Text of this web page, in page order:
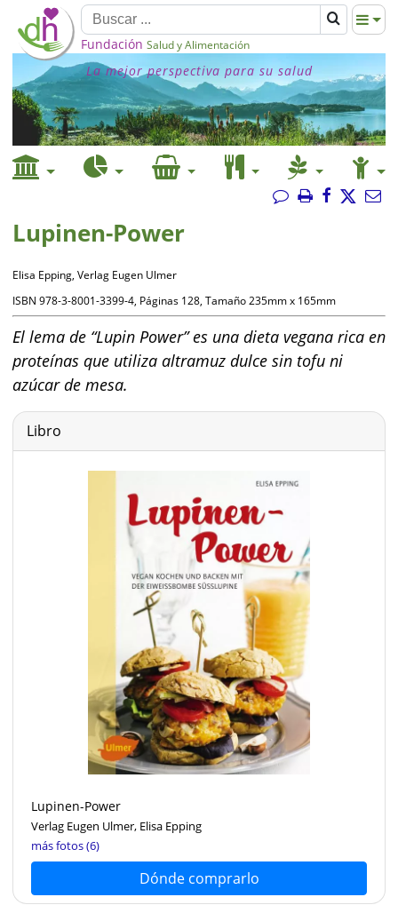
Fundación Salud y Alimentación
La mejor perspectiva para su salud
Lupinen-Power
Elisa Epping, Verlag Eugen Ulmer
ISBN 978-3-8001-3399-4, Páginas 128, Tamaño 235mm x 165mm
El lema de “Lupin Power” es una dieta vegana rica en
proteínas que utiliza altramuz dulce sin tofu ni
azúcar de mesa.
Libro
Lupinen-Power
Verlag Eugen Ulmer, Elisa Epping
más fotos (6)
Dónde comprarlo